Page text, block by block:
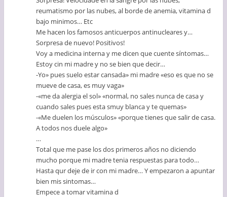
reumatismo por las nubes, al borde de anemia, vitamina d
bajo minimos… Etc
Me hacen los famosos anticuerpos antinucleares y…
Sorpresa de nuevo! Positivos!
Voy a medicina interna y me dicen que cuente síntomas…
Estoy cin mi madre y no se bien que decir…
-Yo» pues suelo estar cansada» mi madre «eso es que no se
mueve de casa, es muy vaga»
-«me da alergia el sol» «normal, no sales nunca de casa y
cuando sales pues esta smuy blanca y te quemas»
-«Me duelen los músculos» «porque tienes que salir de casa.
A todos nos duele algo»
…
Total que me pase los dos primeros años no diciendo
mucho porque mi madre tenia respuestas para todo…
Hasta qur deje de ir con mi madre… Y empezaron a apuntar
bien mis sintomas…
Empece a tomar vitamina d